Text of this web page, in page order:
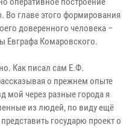
Во главе этого формирования
доверенного человека –
Евграфа Комаровского.
Как писал сам Е.Ф.
о прежнем опыте
мой через разные города я
из людей, по виду ещё
государю проект о